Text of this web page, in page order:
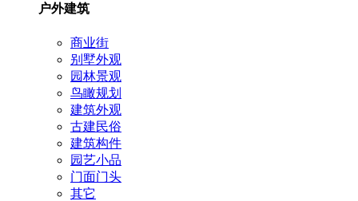
户外建筑
商业街
别墅外观
园林景观
鸟瞰规划
建筑外观
古建民俗
建筑构件
园艺小品
门面门头
其它